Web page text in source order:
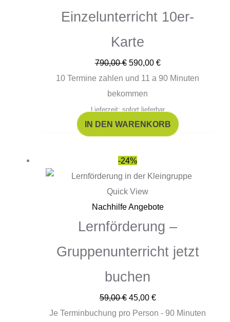
Einzelunterricht 10er-
Karte
790,00€ 590,00 €
10 Termine zahlen und 11 a 90 Minuten
bekommen
Lieferzeit: sofort lieferbar
IN DEN WARENKORB
-24%
Quick View
Nachhilfe Angebote
Lernförderung –
Gruppenunterricht jetzt
buchen
59,00€
Ursprünglicher
Preis
war:
59,00 €
45,00 €
Preis
45,00 €.
Je Terminbuchung pro Person - 90 Minuten